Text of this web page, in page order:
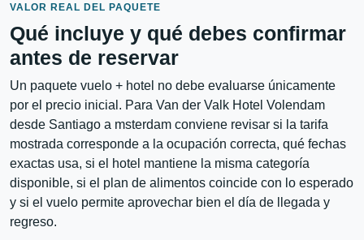
VALOR REAL DEL PAQUETE
Qué incluye y qué debes confirmar
antes de reservar
Un paquete vuelo + hotel no debe evaluarse únicamente
por el precio inicial. Para Van der Valk Hotel Volendam
desde Santiago a msterdam conviene revisar si la tarifa
mostrada corresponde a la ocupación correcta, qué fechas
exactas usa, si el hotel mantiene la misma categoría
disponible, si el plan de alimentos coincide con lo esperado
y si el vuelo permite aprovechar bien el día de llegada y
regreso.